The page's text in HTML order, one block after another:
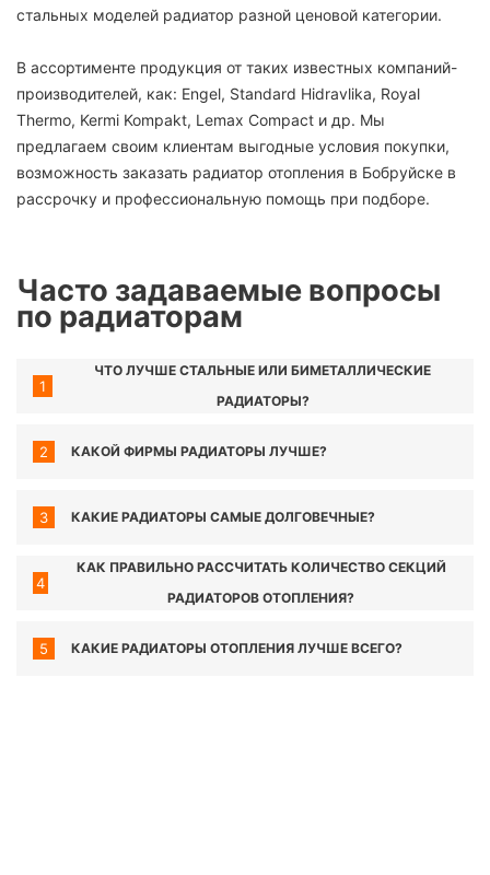
стальных моделей радиатор разной ценовой категории.
В ассортименте продукция от таких известных компаний-
производителей, как: Engel, Standard Hidravlika, Royal
Thermo, Kermi Kompakt, Lemax Compact и др. Мы
предлагаем своим клиентам выгодные условия покупки,
возможность заказать радиатор отопления в Бобруйске в
рассрочку и профессиональную помощь при подборе.
Часто задаваемые вопросы
по радиаторам
1
ЧТО ЛУЧШЕ СТАЛЬНЫЕ ИЛИ БИМЕТАЛЛИЧЕСКИЕ
РАДИАТОРЫ?
2 КАКОЙ ФИРМЫ РАДИАТОРЫ ЛУЧШЕ?
3 КАКИЕ РАДИАТОРЫ САМЫЕ ДОЛГОВЕЧНЫЕ?
4
КАК ПРАВИЛЬНО РАССЧИТАТЬ КОЛИЧЕСТВО СЕКЦИЙ
РАДИАТОРОВ ОТОПЛЕНИЯ?
5 КАКИЕ РАДИАТОРЫ ОТОПЛЕНИЯ ЛУЧШЕ ВСЕГО?